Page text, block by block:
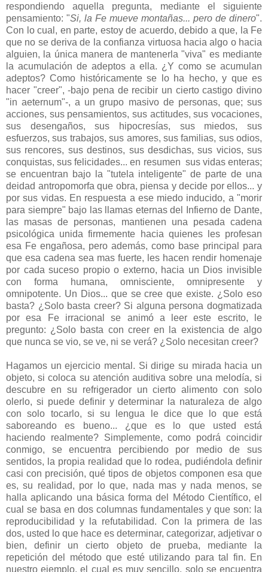
respondiendo aquella pregunta, mediante el siguiente
pensamiento: "Si, la Fe mueve montañas... pero de dinero".
Con lo cual, en parte, estoy de acuerdo, debido a que, la Fe
que no se deriva de la confianza virtuosa hacia algo o hacia
alguien, la única manera de mantenerla "viva" es mediante
la acumulación de adeptos a ella. ¿Y como se acumulan
adeptos? Como históricamente se lo ha hecho, y que es
hacer "creer", -bajo pena de recibir un cierto castigo divino
"in aeternum"-, a un grupo masivo de personas, que; sus
acciones, sus pensamientos, sus actitudes, sus vocaciones,
sus desengaños, sus hipocresías, sus miedos, sus
esfuerzos, sus trabajos, sus amores, sus familias, sus odios,
sus rencores, sus destinos, sus desdichas, sus vicios, sus
conquistas, sus felicidades... en resumen sus vidas enteras;
se encuentran bajo la "tutela inteligente" de parte de una
deidad antropomorfa que obra, piensa y decide por ellos... y
por sus vidas. En respuesta a ese miedo inducido, a "morir
para siempre" bajo las llamas eternas del Infierno de Dante,
las masas de personas, mantienen una pesada cadena
psicológica unida firmemente hacia quienes les profesan
esa Fe engañosa, pero además, como base principal para
que esa cadena sea mas fuerte, les hacen rendir homenaje
por cada suceso propio o externo, hacia un Dios invisible
con forma humana, omnisciente, omnipresente y
omnipotente. Un Dios... que se cree que existe. ¿Solo eso
basta? ¿Solo basta creer? Si alguna persona dogmatizada
por esa Fe irracional se animó a leer este escrito, le
pregunto: ¿Solo basta con creer en la existencia de algo
que nunca se vio, se ve, ni se verá? ¿Solo necesitan creer?
Hagamos un ejercicio mental. Si dirige su mirada hacia un
objeto, si coloca su atención auditiva sobre una melodía, si
descubre en su refrigerador un cierto alimento con solo
olerlo, si puede definir y determinar la naturaleza de algo
con solo tocarlo, si su lengua le dice que lo que está
saboreando es bueno... ¿que es lo que usted está
haciendo realmente? Simplemente, como podrá coincidir
conmigo, se encuentra percibiendo por medio de sus
sentidos, la propia realidad que lo rodea, pudiéndola definir
casi con precisión, qué tipos de objetos componen esa que
es, su realidad, por lo que, nada mas y nada menos, se
halla aplicando una básica forma del Método Científico, el
cual se basa en dos columnas fundamentales y que son: la
reproducibilidad y la refutabilidad. Con la primera de las
dos, usted lo que hace es determinar, categorizar, adjetivar o
bien, definir un cierto objeto de prueba, mediante la
repetición del método que esté utilizando para tal fin. En
nuestro ejemplo, el cual es muy sencillo, solo se encuentra